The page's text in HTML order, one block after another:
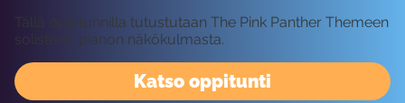
Katso oppitunti
Tällä oppitunnilla tutustutaan The Pink Panther Themeen
solistisen pianon näkökulmasta.